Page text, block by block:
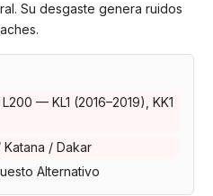
Su desgaste genera ruidos
— KL1 (2016–2019), KK1
Katana / Dakar
Alternativo